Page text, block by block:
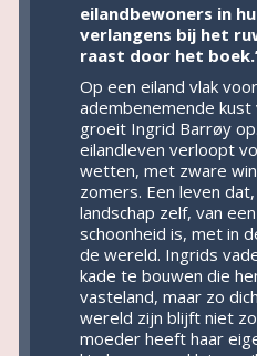
eilandbewoners in
verlangens bij het
raast door het
Op een eiland vlak
adembenemende
groeit Ingrid Barrøy
eilandleven verloopt
wetten, met zware
zomers. Een leven
landschap zelf, van
schoonheid is, met in
de wereld. Ingrids
kade te bouwen die
vasteland, maar zo
wereld zijn blijft niet
moeder heeft haar